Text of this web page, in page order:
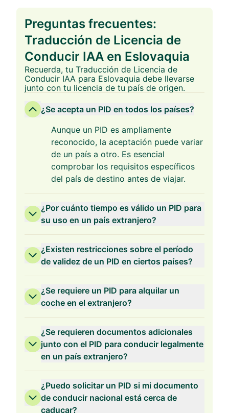
Preguntas frecuentes:
Traducción de Licencia de
Conducir IAA en Eslovaquia
Recuerda, tu Traducción de Licencia de
Conducir IAA para Eslovaquia debe llevarse
junto con tu licencia de tu país de origen.
¿Se acepta un PID en todos los países?
Aunque un PID es ampliamente
reconocido, la aceptación puede variar
de un país a otro. Es esencial
comprobar los requisitos específicos
del país de destino antes de viajar.
¿Por cuánto tiempo es válido un PID para
su uso en un país extranjero?
¿Existen restricciones sobre el período
de validez de un PID en ciertos países?
¿Se requiere un PID para alquilar un
coche en el extranjero?
¿Se requieren documentos adicionales
junto con el PID para conducir legalmente
en un país extranjero?
¿Puedo solicitar un PID si mi documento
de conducir nacional está cerca de
caducar?